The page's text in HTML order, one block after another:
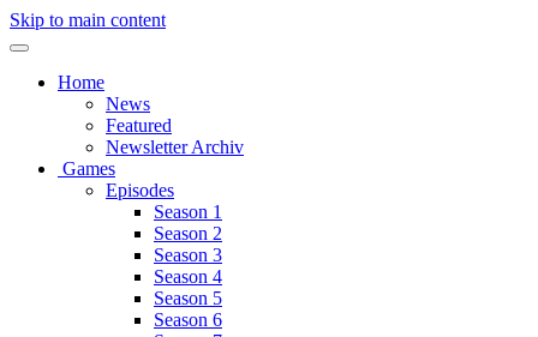
Skip to main content
Home
News
Featured
Newsletter Archiv
Games
Episodes
Season 1
Season 2
Season 3
Season 4
Season 5
Season 6